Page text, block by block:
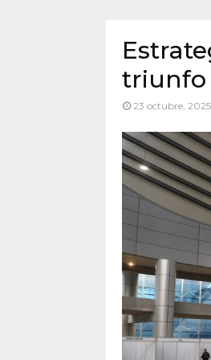
triunfo
23 octubre, 2025